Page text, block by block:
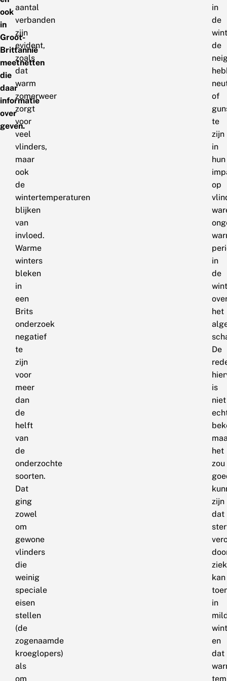
ook
in
Groot-
Brittannië
meetnetten
die
daar
informatie
over
geven.
aantal
verbanden
zijn
evident,
zoals
dat
warm
zomerweer
zorgt
voor
veel
vlinders,
maar
ook
de
wintertemperaturen
blijken
van
invloed.
Warme
winters
bleken
in
een
Brits
onderzoek
negatief
te
zijn
voor
meer
dan
de
helft
van
de
onderzochte
soorten.
Dat
ging
zowel
om
gewone
vlinders
die
weinig
speciale
eisen
stellen
(de
zogenaamde
kroeglopers)
als
om
in
de
de
of
te
zijn
in
hun
op
in
de
het
De
is
niet
het
zou
zijn
dat
kan
in
en
dat